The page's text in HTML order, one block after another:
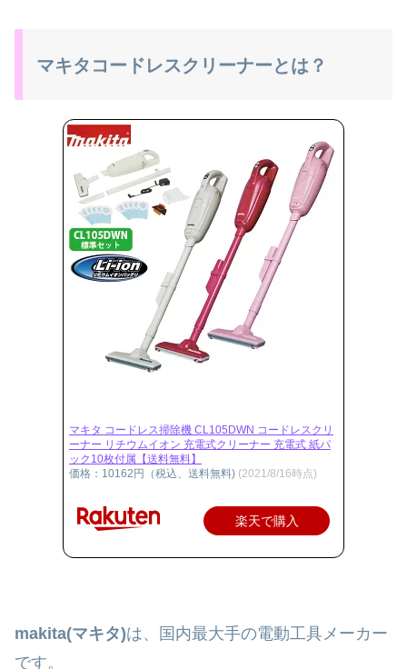
マキタコードレスクリーナーとは？
マキタ コードレス掃除機 CL105DWN コードレスクリ
ーナー リチウムイオン 充電式クリーナー 充電式 紙パ
ック10枚付属【送料無料】
価格：10162円（税込、送料無料) (2021/8/16時点)
楽天で購入
makita(マキタ)は、国内最大手の電動工具メーカー
です。